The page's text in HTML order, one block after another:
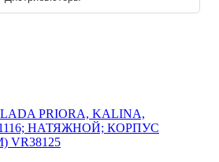
PRIORA, KALINA,
НАТЯЖНОЙ; КОРПУС
VR38125